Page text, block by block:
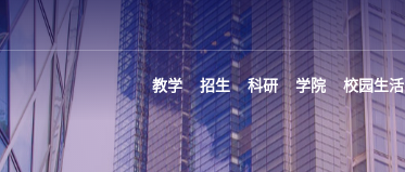
教学 招生 科研 学院 校园生活